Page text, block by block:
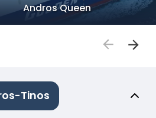
Andros Queen
Tinos